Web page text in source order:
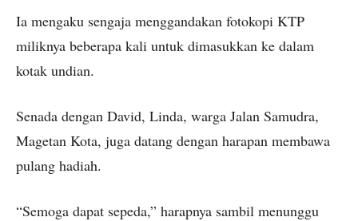
Ia mengaku sengaja menggandakan fotokopi KTP
miliknya beberapa kali untuk dimasukkan ke dalam
kotak undian.
Senada dengan David, Linda, warga Jalan Samudra,
Magetan Kota, juga datang dengan harapan membawa
pulang hadiah.
“Semoga dapat sepeda,” harapnya sambil menunggu